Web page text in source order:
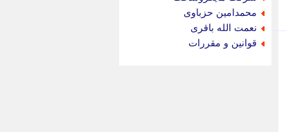
محمدامین حزباوی
نعمت الله باقری
قوانین و مقررات